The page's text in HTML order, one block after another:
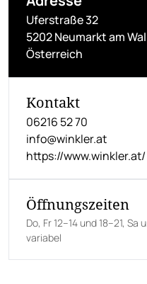
Uferstraße 32
5202 Neumarkt am
Österreich
Kontakt
06216 52 70
info@winkler.at
https://www.winkler.at/
Öffnungszeiten
Do, Fr 12–14 und 18–21, Sa
variabel